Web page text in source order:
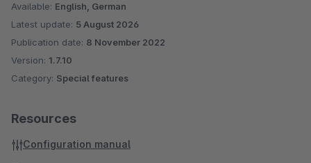
Available: English, German
Latest update: 5 August 2026
Publication date: 8 November 2022
Version: 1.7.10
Category: Special features
Resources
Configuration manual